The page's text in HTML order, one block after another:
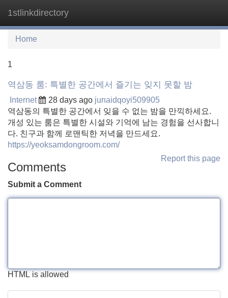
1stlinkdirectory
Home
1
역삼동 룸: 특별한 공간에서 즐기는 잊지 못할 밤
Internet 28 days ago junaidqoyi509905
역삼동의 특별한 공간에서 잊을 수 없는 밤을 만끽하세요.
개성 있는 룸은 특별한 시설와 기억에 남는 경험을 선사합니
다. 친구과 함께 로맨틱한 저녁을 만드세요.
https://yeoksamdongroom.com/
Report this page
Comments
Submit a Comment
HTML is allowed